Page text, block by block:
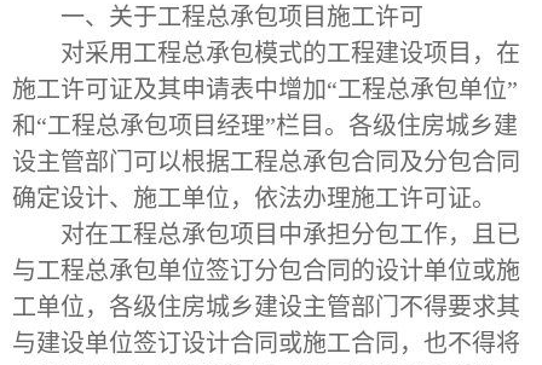
一、关于工程总承包项目施工许可
对采用工程总承包模式的工程建设项目，在
施工许可证及其申请表中增加“工程总承包单位”
和“工程总承包项目经理”栏目。各级住房城乡建
设主管部门可以根据工程总承包合同及分包合同
确定设计、施工单位，依法办理施工许可证。
对在工程总承包项目中承担分包工作，且已
与工程总承包单位签订分包合同的设计单位或施
工单位，各级住房城乡建设主管部门不得要求其
与建设单位签订设计合同或施工合同，也不得将